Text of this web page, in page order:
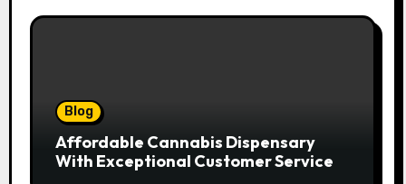
Blog
Affordable Cannabis Dispensary
With Exceptional Customer Service